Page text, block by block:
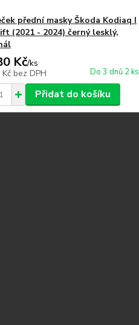
přední masky Škoda Kodiaq I
(2021 - 2024) černý lesklý,
Kč/ks
bez DPH Do 3 dnů 2 ks
Přidat do košíku